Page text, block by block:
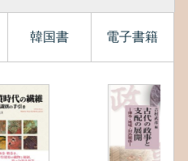
韓国書 電子書籍